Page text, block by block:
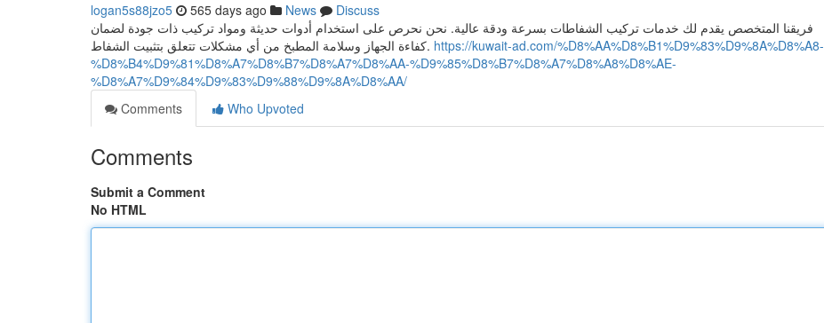
logan5s88jzo5 565 days ago News
Discuss
فريقنا المتخصص يقدم لك خدمات تركيب الشفاطات بسرعة ودقة عالية. نحن نحرص على استخدام أدوات حديثة ومواد تركيب ذات جودة لضمان
كفاءة الجهاز وسلامة المطبخ من أي مشكلات تتعلق بتثبيت الشفاط. https://kuwait-ad.com/%D8%AA%D8%B1%D9%83%D9%8A%D8%A8-
%D8%B4%D9%81%D8%A7%D8%B7%D8%A7%D8%AA-%D9%85%D8%B7%D8%A7%D8%A8%D8%AE-
%D8%A7%D9%84%D9%83%D9%88%D9%8A%D8%AA/
Comments
Who Upvoted
Comments
Submit a Comment
No HTML